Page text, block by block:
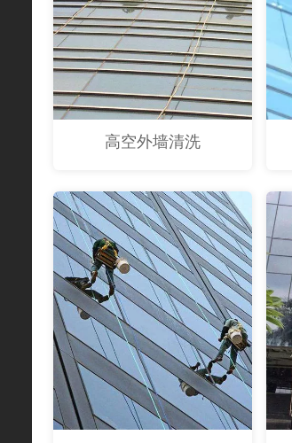
高空外墙清洗